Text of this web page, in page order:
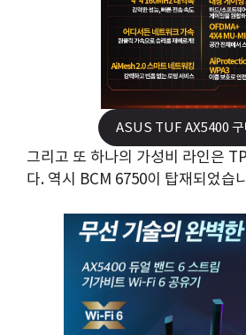
ASUS TUF AX5400 구
그리고 또 하나의 가성비 라인은
다. 역시 BCM 6750이 탑재되었습